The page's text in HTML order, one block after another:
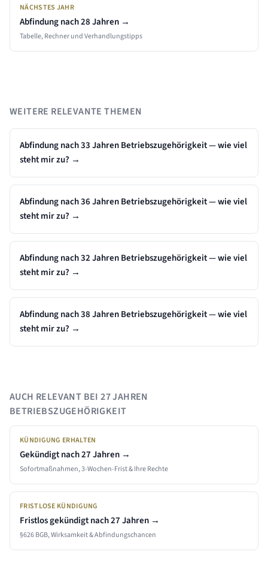
NÄCHSTES JAHR
Abfindung nach28Jahren →
Tabelle, Rechner und Verhandlungstipps
WEITERE RELEVANTE THEMEN
Abfindung nach 33 Jahren Betriebszugehörigkeit — wie viel
steht mir zu? →
Abfindung nach 36 Jahren Betriebszugehörigkeit — wie viel
steht mir zu? →
Abfindung nach 32 Jahren Betriebszugehörigkeit — wie viel
steht mir zu? →
Abfindung nach 38 Jahren Betriebszugehörigkeit — wie viel
steht mir zu? →
AUCH RELEVANT BEI27 JAHREN
BETRIEBSZUGEHÖRIGKEIT
KÜNDIGUNG ERHALTEN
Gekündigt nach27 Jahren →
Sofortmaßnahmen, 3-Wochen-Frist & Ihre Rechte
FRISTLOSE KÜNDIGUNG
Fristlos gekündigt nach27 Jahren →
§626 BGB, Wirksamkeit & Abfindungschancen